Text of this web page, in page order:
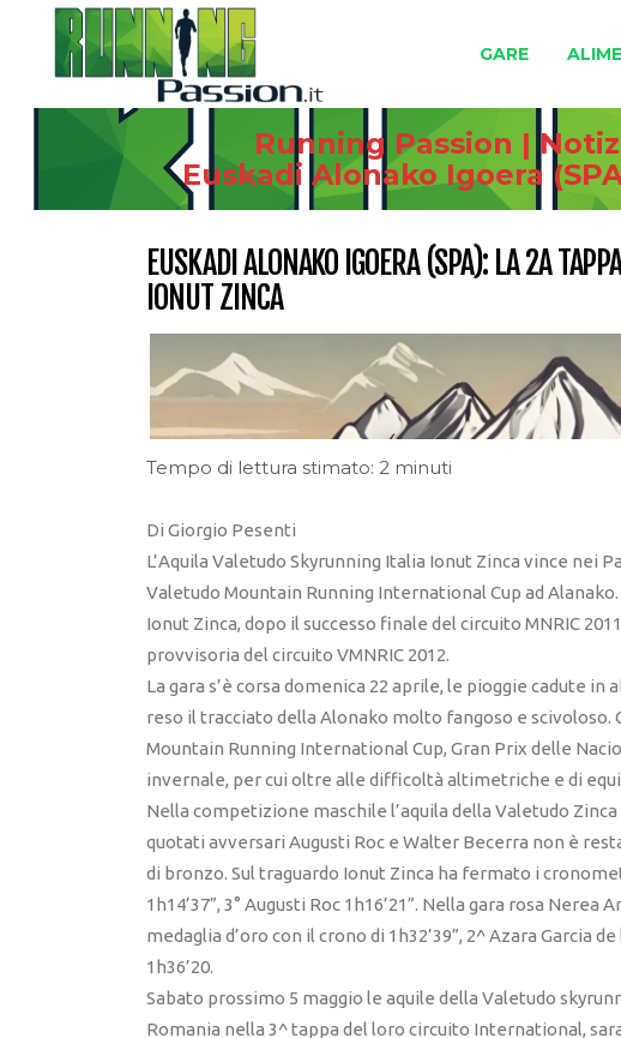
GARE
Running Passion |
Euskadi Alonako Igoera
EUSKADI ALONAKO IGOERA (SPA): LA 2A
IONUT ZINCA
Tempo di lettura stimato: 2 minuti
Di Giorgio Pesenti
L’Aquila Valetudo Skyrunning Italia Ionut Zinca vince nei
Valetudo Mountain Running International Cup ad
Ionut Zinca, dopo il successo finale del circuito MNRIC
provvisoria del circuito VMNRIC 2012.
La gara s’è corsa domenica 22 aprile, le pioggie cadute
reso il tracciato della Alonako molto fangoso e scivoloso.
Mountain Running International Cup, Gran Prix delle
invernale, per cui oltre alle difficoltà altimetriche e di
Nella competizione maschile l’aquila della Valetudo
quotati avversari Augusti Roc e Walter Becerra non è
di bronzo. Sul traguardo Ionut Zinca ha fermato i
1h14’37”, 3° Augusti Roc 1h16’21”. Nella gara rosa
medaglia d’oro con il crono di 1h32’39”, 2^ Azara Garcia
1h36’20.
Sabato prossimo 5 maggio le aquile della Valetudo
Romania nella 3^ tappa del loro circuito International,